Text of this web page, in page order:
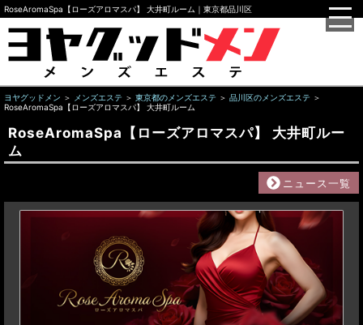
RoseAromaSpa【ローズアロマスパ】 大井町ルーム｜東京都品川区
ヨヤグッドメン メンズエステ 東京都のメンズエステ
品川区のメンズエステ
RoseAromaSpa【ローズアロマスパ】 大井町ルーム
RoseAromaSpa【ローズアロマスパ】 大井町ルー
ム
ニュース一覧